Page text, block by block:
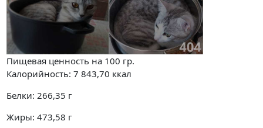
Пищевая ценность на 100 гр.
Калорийность: 7 843,70 ккал
Белки: 266,35 г
Жиры: 473,58 г